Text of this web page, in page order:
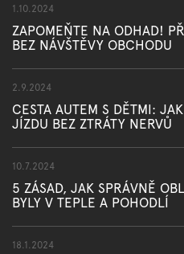
1.10.2024
ZAPOMEŇTE NA ODHAD!
BEZ NÁVŠTĚVY OBCHODU
2.9.2024
CESTA AUTEM S DĚTMI:
JÍZDU BEZ ZTRÁTY NERVŮ
10.7.2024
5 ZÁSAD, JAK SPRÁVNĚ
BYLY V TEPLE A POHODLÍ
18.1.2024